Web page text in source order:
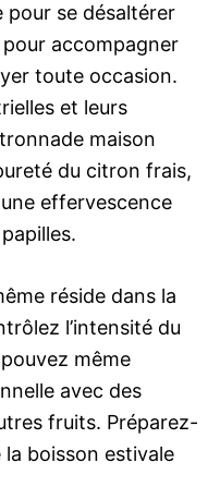
se désaltérer
accompagner
toute occasion.
et leurs
maison
du citron frais,
effervescence
réside dans la
l’intensité du
même
avec des
fruits. Préparez-
boisson estivale